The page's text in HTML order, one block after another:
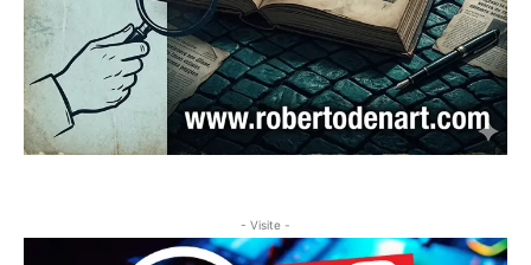
- Visite -